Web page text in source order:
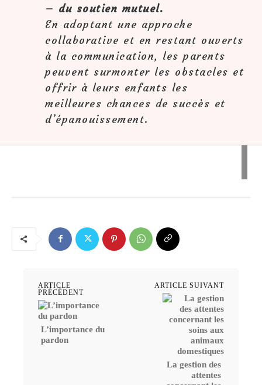
– du soutien mutuel.
En adoptant une approche
collaborative et en restant ouverts
à la communication, les parents
peuvent surmonter les obstacles et
offrir à leurs enfants les
meilleures chances de succès et
d’épanouissement.
ARTICLE
PRÉCÉDENT
L’importance du
pardon
ARTICLE SUIVANT
La gestion des
attentes